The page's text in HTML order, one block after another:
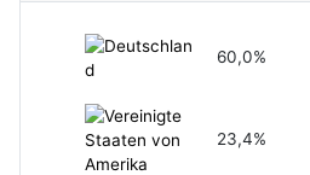
60,0%
23,4%